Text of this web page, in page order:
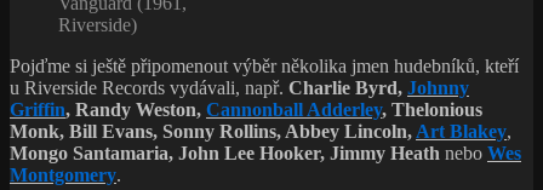
Riverside)
Pojďme si ještě připomenout výběr několika jmen hudebníků, kteří
u Riverside Records vydávali, např. Charlie Byrd, Johnny
Griffin, Randy Weston, Cannonball Adderley, Thelonious
Monk, Bill Evans, Sonny Rollins, Abbey Lincoln, Art Blakey,
Mongo Santamaria, John Lee Hooker, Jimmy Heath nebo Wes
Montgomery.